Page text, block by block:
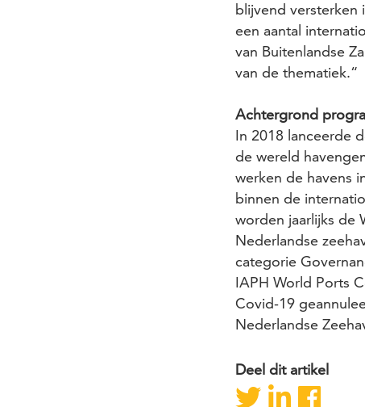
blijvend versterken
een aantal
van Buitenlandse
van de thematiek.“
Achtergrond
In 2018 lanceerde
de wereld
werken de havens
binnen de
worden jaarlijks de
Nederlandse
categorie
IAPH World Ports
Covid-19
Nederlandse
Deel dit artikel